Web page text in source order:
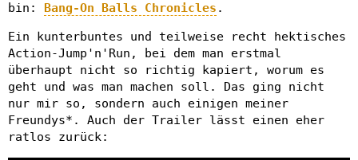
bin: Bang-On Balls Chronicles .
Ein kunterbuntes und teilweise recht hektisches
Action-Jump'n'Run, bei dem man erstmal
überhaupt nicht so richtig kapiert, worum es
geht und was man machen soll. Das ging nicht
nur mir so, sondern auch einigen meiner
Freundys*. Auch der Trailer lässt einen eher
ratlos zurück: